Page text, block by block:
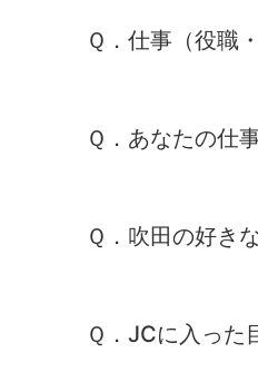
Ｑ．仕事（役職
Ｑ．あなたの仕
Ｑ．吹田の好き
Ｑ．JCに入った